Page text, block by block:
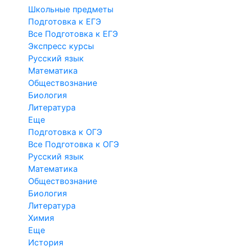
Школьные предметы
Подготовка к ЕГЭ
Все Подготовка к ЕГЭ
Экспресс курсы
Русский язык
Математика
Обществознание
Биология
Литература
Еще
Подготовка к ОГЭ
Все Подготовка к ОГЭ
Русский язык
Математика
Обществознание
Биология
Литература
Химия
Еще
История